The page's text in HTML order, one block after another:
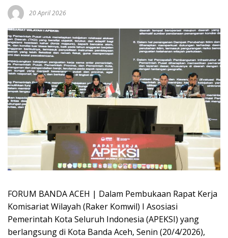
20 April 2026
FORUM BANDA ACEH | Dalam Pembukaan Rapat Kerja
Komisariat Wilayah (Raker Komwil) I Asosiasi
Pemerintah Kota Seluruh Indonesia (APEKSI) yang
berlangsung di Kota Banda Aceh, Senin (20/4/2026),